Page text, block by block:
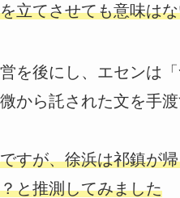
立てさせても意味は
を後にし、エセンは
から託された文を手
すが、徐浜は祁鎮が
と推測してみました